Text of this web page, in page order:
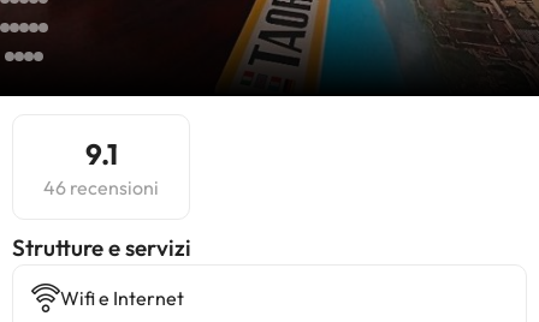
9.1
46 recensioni
​Strutture e servizi
Wifi e Internet